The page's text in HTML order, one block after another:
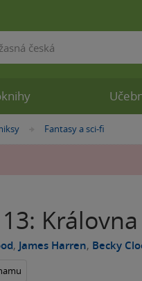
»Fantasy a sci-fi
, James Harren, Becky